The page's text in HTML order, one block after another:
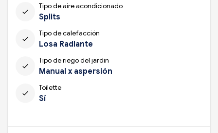
check
Tipo de aire acondicionado
Splits
check
Tipo de calefacción
Losa Radiante
check
Tipo de riego del jardín
Manual x aspersión
check
Toilette
Sí